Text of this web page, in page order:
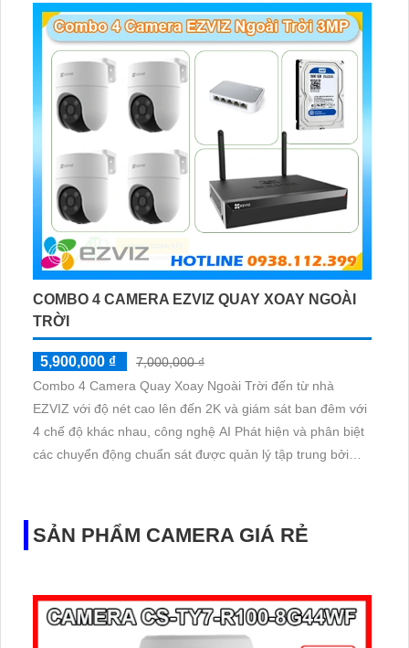
cần giám sát ngoài trời
COMBO 4 CAMERA EZVIZ QUAY XOAY NGOÀI
TRỜI
5,900,000 ₫
7,000,000 ₫
Combo 4 Camera Quay Xoay Ngoài Trời đến từ nhà
EZVIZ với độ nét cao lên đến 2K và giám sát ban đêm với
4 chế độ khác nhau, công nghệ AI Phát hiện và phân biệt
các chuyển động chuẩn sát được quản lý tập trung bởi
SẢN PHẨM CAMERA GIÁ RẺ